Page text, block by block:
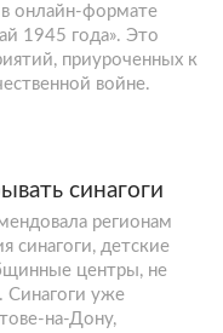
онлайн-формате
1945 года». Это
приуроченных к
войне.
синагоги
регионам
синагоги, детские
центры, не
Синагоги уже
на-Дону,